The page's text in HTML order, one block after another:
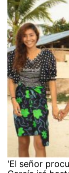
'El señor